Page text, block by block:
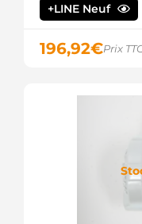
+LINE Neuf
196,92€Prix